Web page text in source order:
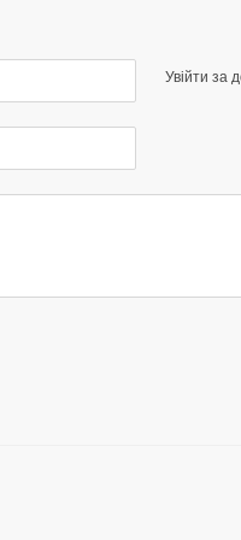
Увійти за